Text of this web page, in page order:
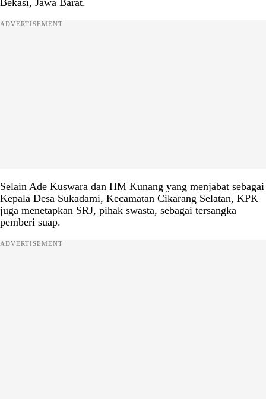
Bekasi, Jawa Barat.
ADVERTISEMENT
Selain Ade Kuswara dan HM Kunang yang menjabat sebagai
Kepala Desa Sukadami, Kecamatan Cikarang Selatan, KPK
juga menetapkan SRJ, pihak swasta, sebagai tersangka
pemberi suap.
ADVERTISEMENT